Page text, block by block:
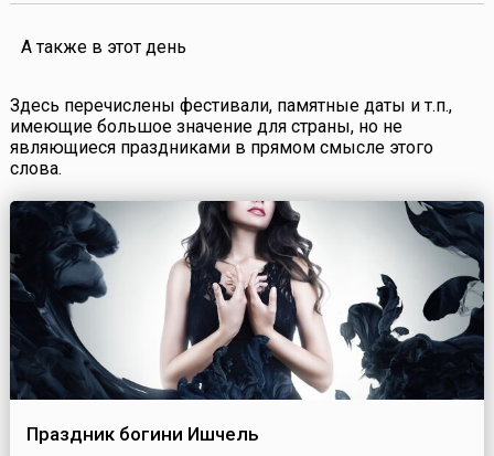
А также в этот день
Здесь перечислены фестивали, памятные даты и т.п.,
имеющие большое значение для страны, но не
являющиеся праздниками в прямом смысле этого
слова.
Праздник богини Ишчель